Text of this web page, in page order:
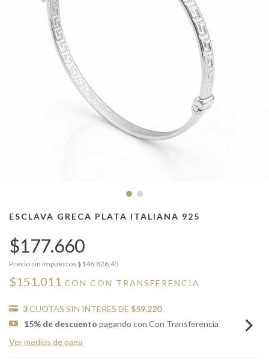
ESCLAVA GRECA PLATA ITALIANA 925
$177.660
Precio sin impuestos $146.826,45
$151.011 CON CON TRANSFERENCIA
3CUOTAS SIN INTERÉS DE $59.220
15% de descuento pagando con Con Transferencia
Ver medios de pago